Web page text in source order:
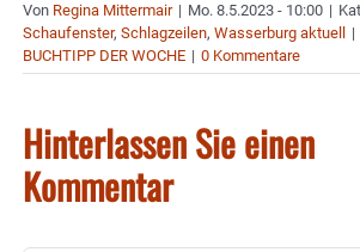
Von Regina Mittermair | Mo. 8.5.2023 - 10:00 |
Schaufenster, Schlagzeilen, Wasserburg aktuell |
BUCHTIPP DER WOCHE | 0 Kommentare
Hinterlassen Sie einen
Kommentar